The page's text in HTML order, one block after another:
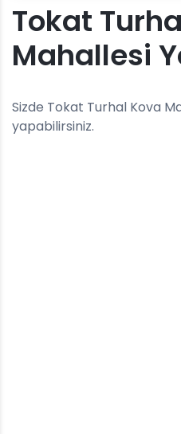
Tokat
Mahallesi
Sizde Tokat Turhal Kova
yapabilirsiniz.